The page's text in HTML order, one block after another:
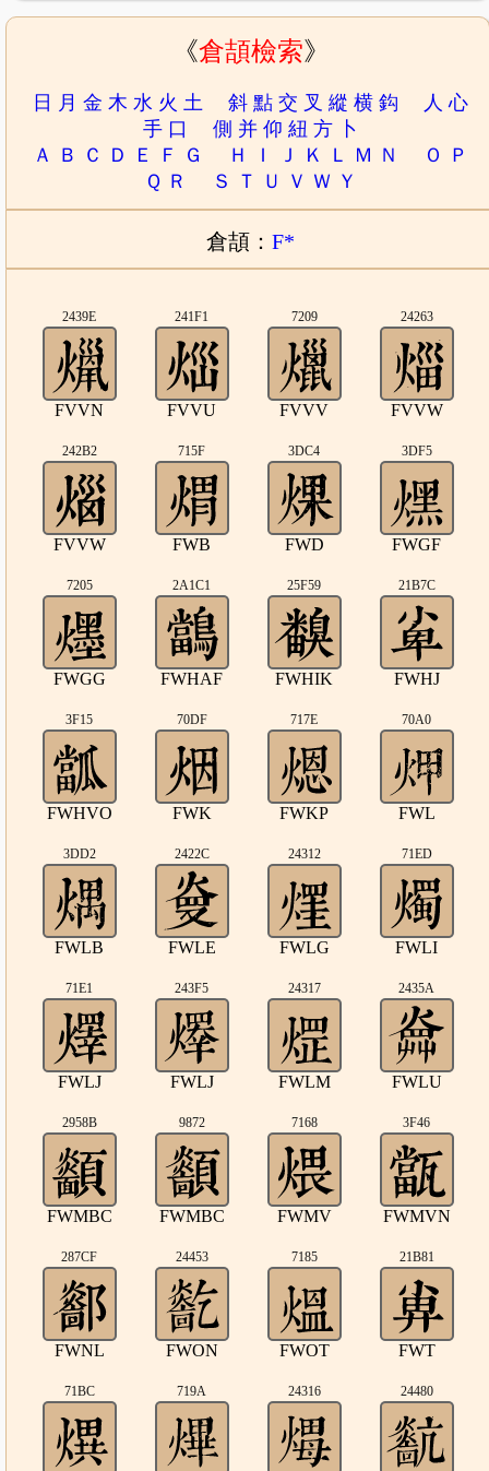
《倉頡檢索》
日 月 金 木 水 火 土 斜 點 交 叉 縱 横 鈎 人 心
手 口 側 并 仰 紐 方
卜
Ａ
Ｂ Ｃ Ｄ Ｅ Ｆ Ｇ Ｈ Ｉ Ｊ Ｋ Ｌ Ｍ Ｎ Ｏ
Ｐ
Ｑ Ｒ Ｓ Ｔ Ｕ Ｖ Ｗ Ｙ
倉頡： F*
2439E
FVVN
241F1
FVVU
7209
FVVV
24263
FVVW
242B2
FVVW
715F
FWB
3DC4
FWD
3DF5
FWGF
7205
FWGG
2A1C1
FWHAF
25F59
FWHIK
21B7C
FWHJ
3F15
FWHVO
70DF
FWK
717E
FWKP
70A0
FWL
3DD2
FWLB
2422C
FWLE
24312
FWLG
71ED
FWLI
71E1
FWLJ
243F5
FWLJ
24317
FWLM
2435A
FWLU
2958B
FWMBC
9872
FWMBC
7168
FWMV
3F46
FWMVN
287CF
FWNL
24453
FWON
7185
FWOT
21B81
FWT
71BC 719A 24316 24480